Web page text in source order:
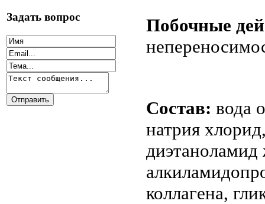
Задать вопрос
Побочные
Состав: вода
натрия
диэтаноламид
коллагена,